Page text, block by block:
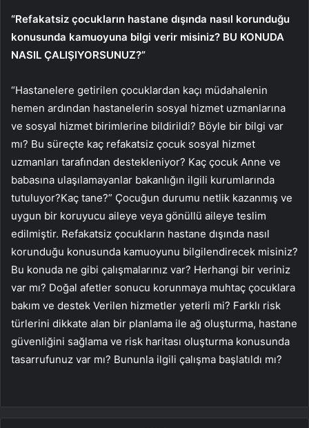
“Refakatsiz çocukların hastane dışında nasıl korunduğu
konusunda kamuoyuna bilgi verir misiniz? BU KONUDA
NASIL ÇALIŞIYORSUNUZ?”
“Hastanelere getirilen çocuklardan kaçı müdahalenin
hemen ardından hastanelerin sosyal hizmet uzmanlarına
ve sosyal hizmet birimlerine bildirildi? Böyle bir bilgi var
mı? Bu süreçte kaç refakatsiz çocuk sosyal hizmet
uzmanları tarafından destekleniyor? Kaç çocuk Anne ve
babasına ulaşılamayanlar bakanlığın ilgili kurumlarında
tutuluyor?Kaç tane?” Çocuğun durumu netlik kazanmış ve
uygun bir koruyucu aileye veya gönüllü aileye teslim
edilmiştir. Refakatsiz çocukların hastane dışında nasıl
korunduğu konusunda kamuoyunu bilgilendirecek misiniz?
Bu konuda ne gibi çalışmalarınız var? Herhangi bir veriniz
var mı? Doğal afetler sonucu korunmaya muhtaç çocuklara
bakım ve destek Verilen hizmetler yeterli mi? Farklı risk
türlerini dikkate alan bir planlama ile ağ oluşturma, hastane
güvenliğini sağlama ve risk haritası oluşturma konusunda
tasarrufunuz var mı? Bununla ilgili çalışma başlatıldı mı?